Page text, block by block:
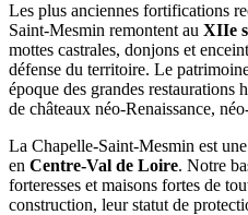
Les plus anciennes fortifications
Saint-Mesmin remontent au XIIe
mottes castrales, donjons et
défense du territoire. Le
époque des grandes restaurations
de châteaux néo-Renaissance,
La Chapelle-Saint-Mesmin est
en Centre-Val de Loire. Notre
forteresses et maisons fortes de
construction, leur statut de